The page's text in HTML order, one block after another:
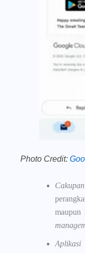
Photo Credit:
maupun
Aplikasi